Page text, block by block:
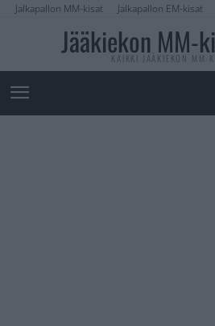
Jalkapallon MM-kisat Jalkapallon EM-kisat
Jääkiekon MM-
KAIKKI JÄÄKIEKON MM-